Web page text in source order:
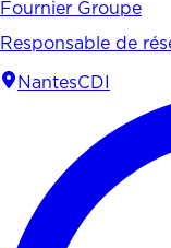
Fournier Groupe
Responsable de
NantesCDI